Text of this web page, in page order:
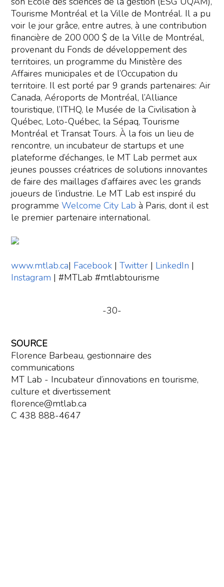
Tourisme Montréal et la Ville de Montréal. Il a pu
voir le jour grâce, entre autres, à une contribution
financière de 200 000 $ de la Ville de Montréal,
provenant du Fonds de développement des
territoires, un programme du Ministère des
Affaires municipales et de l’Occupation du
territoire. Il est porté par 9 grands partenaires: Air
Canada, Aéroports de Montréal, l’Alliance
touristique, l’ITHQ, le Musée de la Civilisation à
Québec, Loto-Québec, la Sépaq, Tourisme
Montréal et Transat Tours. À la fois un lieu de
rencontre, un incubateur de startups et une
plateforme d’échanges, le MT Lab permet aux
jeunes pousses créatrices de solutions innovantes
de faire des maillages d’affaires avec les grands
joueurs de l’industrie. Le MT Lab est inspiré du
programmeWelcome City Lab à Paris, dont il est
le premier partenaire international.
www.mtlab.ca| Facebook |Twitter | LinkedIn |
Instagram | #MTLab #mtlabtourisme
-30-
SOURCE
Florence Barbeau, gestionnaire des
communications
MT Lab - Incubateur d’innovations en tourisme,
culture et divertissement
florence@mtlab.ca
C 438 888-4647